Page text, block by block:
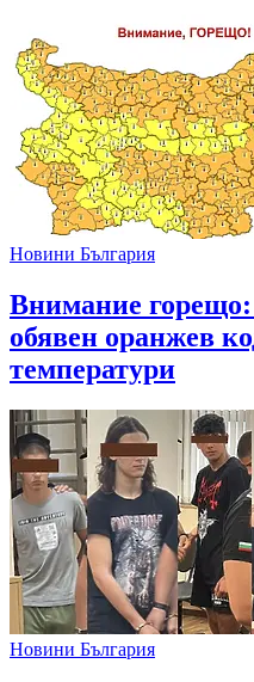
Новини България
Внимание горещо:
обявен оранжев
температури
Новини България